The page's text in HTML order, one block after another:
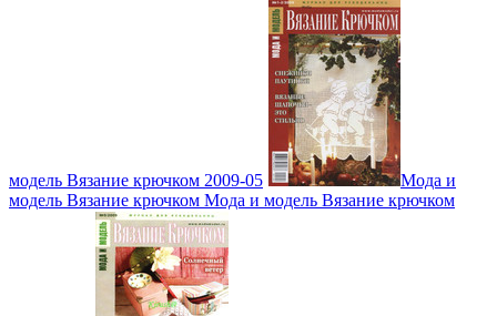
модель Вязание крючком 2009-05
Мода и
модель Вязание крючком Мода и модель Вязание крючком